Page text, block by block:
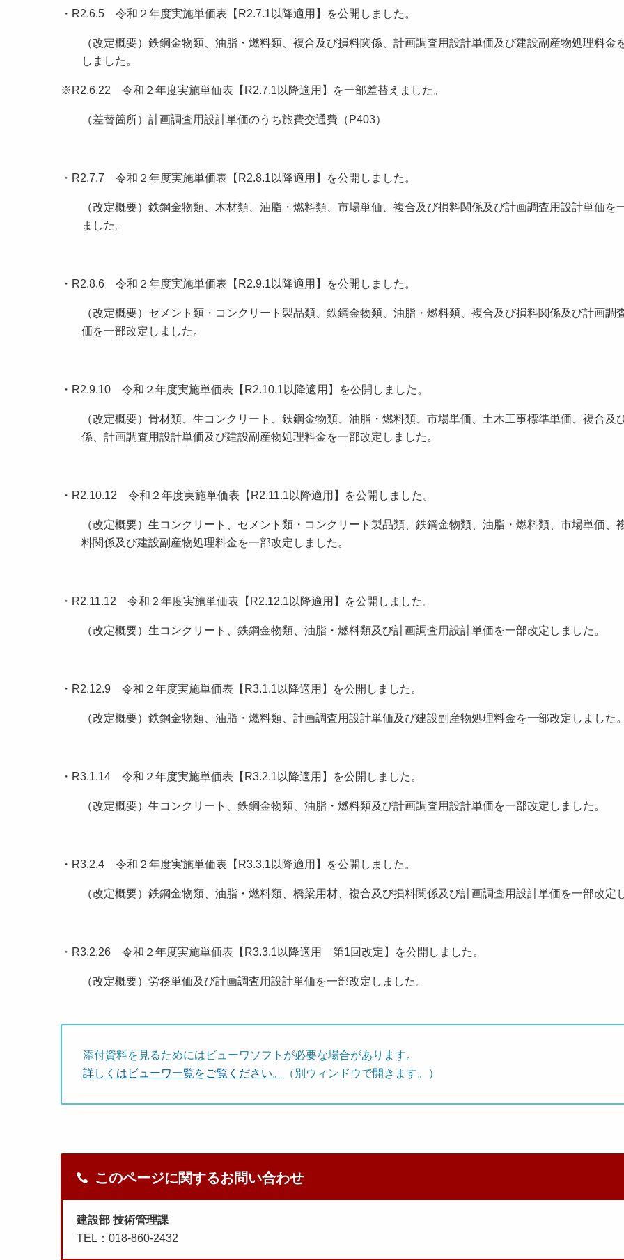
・R2.6.5 令和２年度実施単価表【R2.7.1以降適用】を公開しました。
（改定概要）鉄鋼金物類、油脂・燃料類、複合及び損料関係、計画調査用設計単価及び建設副産物処理料金
しました。
※R2.6.22 令和２年度実施単価表【R2.7.1以降適用】を一部差替えました。
（差替箇所）計画調査用設計単価のうち旅費交通費（P403）
・R2.7.7 令和２年度実施単価表【R2.8.1以降適用】を公開しました。
（改定概要）鉄鋼金物類、木材類、油脂・燃料類、市場単価、複合及び損料関係及び計画調査用設計単価を
ました。
・R2.8.6 令和２年度実施単価表【R2.9.1以降適用】を公開しました。
（改定概要）セメント類・コンクリート製品類、鉄鋼金物類、油脂・燃料類、複合及び損料関係及び計画調
価を一部改定しました。
・R2.9.10 令和２年度実施単価表【R2.10.1以降適用】を公開しました。
（改定概要）骨材類、生コンクリート、鉄鋼金物類、油脂・燃料類、市場単価、土木工事標準単価、複合及
係、計画調査用設計単価及び建設副産物処理料金を一部改定しました。
・R2.10.12 令和２年度実施単価表【R2.11.1以降適用】を公開しました。
（改定概要）生コンクリート、セメント類・コンクリート製品類、鉄鋼金物類、油脂・燃料類、市場単価、
料関係及び建設副産物処理料金を一部改定しました。
・R2.11.12 令和２年度実施単価表【R2.12.1以降適用】を公開しました。
（改定概要）生コンクリート、鉄鋼金物類、油脂・燃料類及び計画調査用設計単価を一部改定しました。
・R2.12.9 令和２年度実施単価表【R3.1.1以降適用】を公開しました。
（改定概要）鉄鋼金物類、油脂・燃料類、計画調査用設計単価及び建設副産物処理料金を一部改定しました。
・R3.1.14 令和２年度実施単価表【R3.2.1以降適用】を公開しました。
（改定概要）生コンクリート、鉄鋼金物類、油脂・燃料類及び計画調査用設計単価を一部改定しました。
・R3.2.4 令和２年度実施単価表【R3.3.1以降適用】を公開しました。
（改定概要）鉄鋼金物類、油脂・燃料類、橋梁用材、複合及び損料関係及び計画調査用設計単価を一部改定
・R3.2.26 令和２年度実施単価表【R3.3.1以降適用 第1回改定】を公開しました。
（改定概要）労務単価及び計画調査用設計単価を一部改定しました。
添付資料を見るためにはビューワソフトが必要な場合があります。
詳しくはビューワ一覧をご覧ください。
（別ウィンドウで開きます。）
このページに関するお問い合わせ
建設部 技術管理課
TEL：018-860-2432